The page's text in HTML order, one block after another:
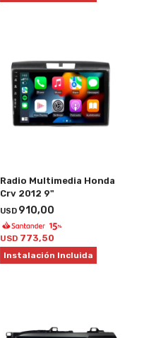
Radio Multimedia Honda
Crv 2012 9"
USD 910,00
USD 773,50
Instalación Incluida